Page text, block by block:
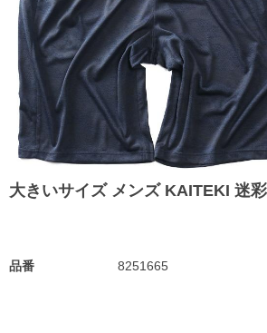
大きいサイズ メンズ KAITEKI 迷
品番 8251665